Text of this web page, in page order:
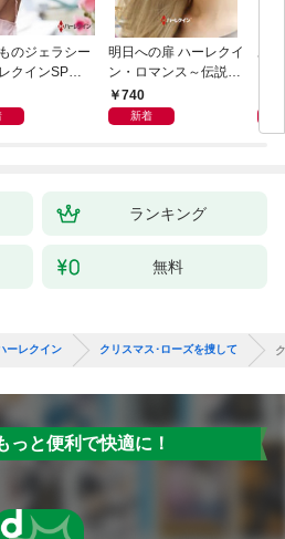
のジェラシー
クインSP文
明日への扉 ハーレクイ
ン・ロマンス～伝説の
名作選～【ハーレクイ
ン・ロマンス版】
740
新着
レ
ク
ランキング
無料
ーレクイン クリスマス･ローズを捜して
っと便利で快適に！